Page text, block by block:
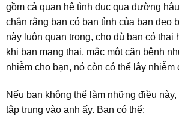
gồm cả quan hệ tình dục qua đường
chắn rằng bạn có bạn tình của bạn đeo
này luôn quan trọng, cho dù bạn có thai
khi bạn mang thai, mắc một căn bệnh
nhiễm cho bạn, nó còn có thể lây nhiễm
Nếu bạn không thể làm những điều
tập trung vào anh ấy. Bạn có thể: